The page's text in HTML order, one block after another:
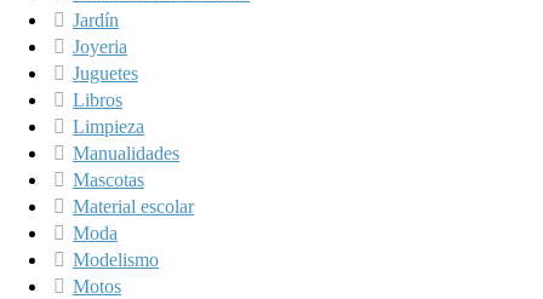
Jardín
Joyeria
Juguetes
Libros
Limpieza
Manualidades
Mascotas
Material escolar
Moda
Modelismo
Motos